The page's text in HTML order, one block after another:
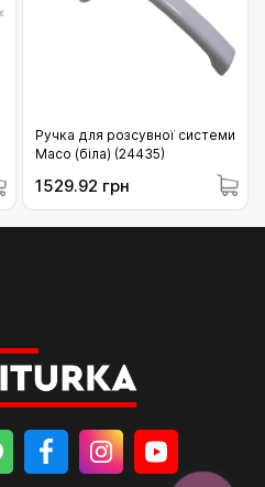
Ручка для розсувної системи
Масо (біла) (24435)
1529.92 грн